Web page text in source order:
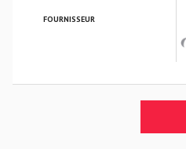
FOURNISSEUR